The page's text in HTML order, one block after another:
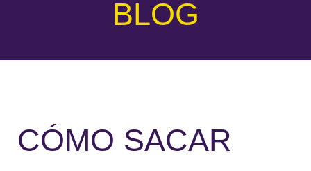
BLOG
CÓMO SACAR